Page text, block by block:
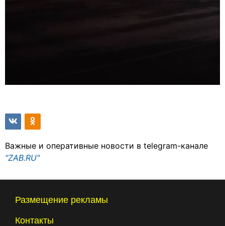
Важные и оперативные новости в telegram-канале
"ZAB.RU"
Размещение рекламы
Контакты